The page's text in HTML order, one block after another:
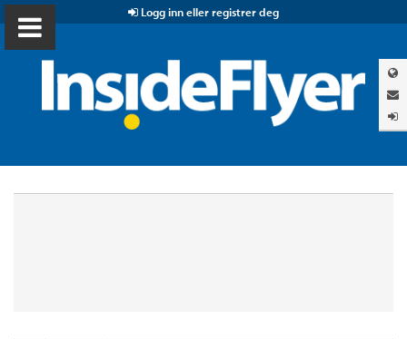
Logg inn eller registrer deg